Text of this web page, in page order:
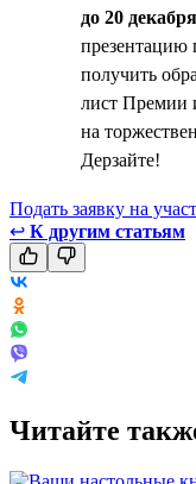
до 20
презентацию
получить
лист Премии
на
Дерзайте!
Подать заявку на
↩ К другим статьям
Читайте